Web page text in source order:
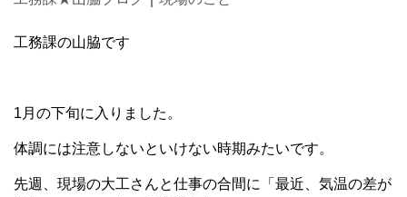
工務課の山脇です
1月の下旬に入りました。
体調には注意しないといけない時期みたいです。
先週、現場の大工さんと仕事の合間に「最近、気温の差が